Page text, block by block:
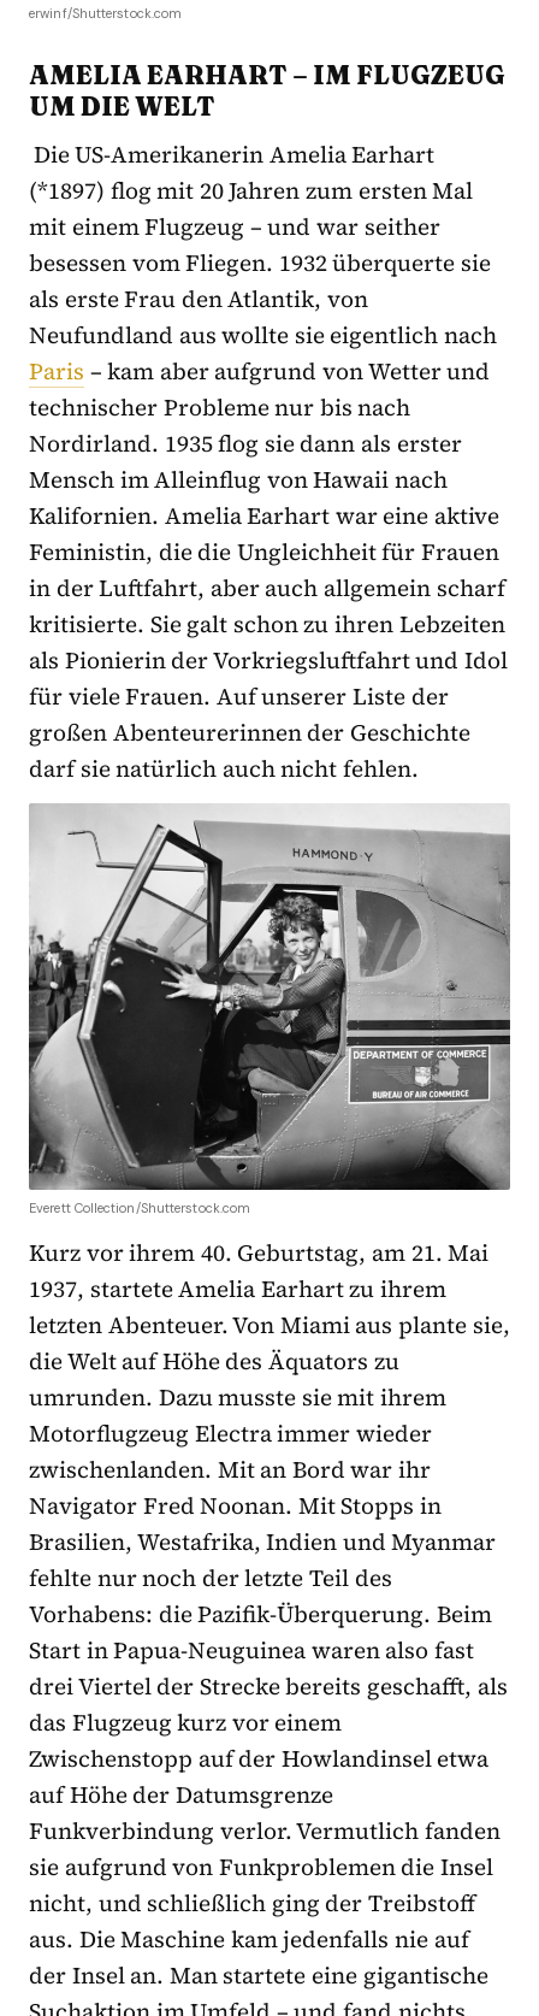
erwinf/Shutterstock.com
AMELIA EARHART – IM FLUGZEUG
UM DIE WELT
Die US-Amerikanerin Amelia Earhart
(*1897) flog mit 20 Jahren zum ersten Mal
mit einem Flugzeug – und war seither
besessen vom Fliegen. 1932 überquerte sie
als erste Frau den Atlantik, von
Neufundland aus wollte sie eigentlich nach
Paris – kam aber aufgrund von Wetter und
technischer Probleme nur bis nach
Nordirland. 1935 flog sie dann als erster
Mensch im Alleinflug von Hawaii nach
Kalifornien. Amelia Earhart war eine aktive
Feministin, die die Ungleichheit für Frauen
in der Luftfahrt, aber auch allgemein scharf
kritisierte. Sie galt schon zu ihren Lebzeiten
als Pionierin der Vorkriegsluftfahrt und Idol
für viele Frauen. Auf unserer Liste der
großen Abenteurerinnen der Geschichte
darf sie natürlich auch nicht fehlen.
Everett Collection/Shutterstock.com
Kurz vor ihrem 40. Geburtstag, am 21. Mai
1937, startete Amelia Earhart zu ihrem
letzten Abenteuer. Von Miami aus plante sie,
die Welt auf Höhe des Äquators zu
umrunden. Dazu musste sie mit ihrem
Motorflugzeug Electra immer wieder
zwischenlanden. Mit an Bord war ihr
Navigator Fred Noonan. Mit Stopps in
Brasilien, Westafrika, Indien und Myanmar
fehlte nur noch der letzte Teil des
Vorhabens: die Pazifik-Überquerung. Beim
Start in Papua-Neuguinea waren also fast
drei Viertel der Strecke bereits geschafft, als
das Flugzeug kurz vor einem
Zwischenstopp auf der Howlandinsel etwa
auf Höhe der Datumsgrenze
Funkverbindung verlor. Vermutlich fanden
sie aufgrund von Funkproblemen die Insel
nicht, und schließlich ging der Treibstoff
aus. Die Maschine kam jedenfalls nie auf
der Insel an. Man startete eine gigantische